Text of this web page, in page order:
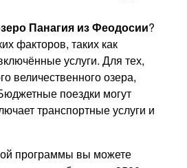
Панагия из Феодосии?
факторов, таких как
услуги. Для тех,
величественного озера,
поездки могут
транспортные услуги и
программы вы можете